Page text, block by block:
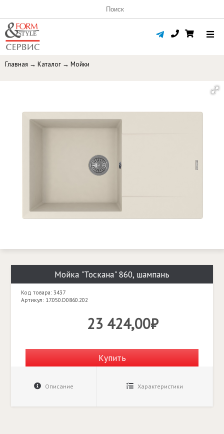
Главная → Каталог → Мойки
Мойка "Тоскана" 860, шампань
Код товара: 3437
Артикул: 17.050.D0860.202
23 424,00₽
Купить
Описание Характеристики